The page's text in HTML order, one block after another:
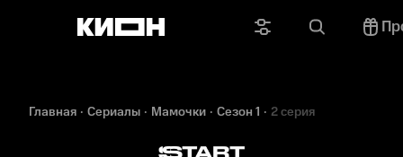
Главная Сериалы Мамочки Сезон 1 2 серия